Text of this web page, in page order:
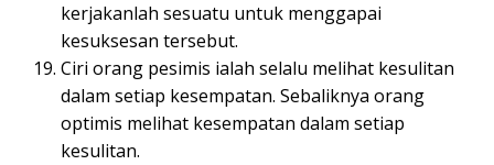
kerjakanlah sesuatu untuk menggapai
kesuksesan tersebut.
Ciri orang pesimis ialah selalu melihat kesulitan
dalam setiap kesempatan. Sebaliknya orang
optimis melihat kesempatan dalam setiap
kesulitan.